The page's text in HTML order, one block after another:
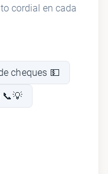
cordial en cada
cheques 💵
📞💡